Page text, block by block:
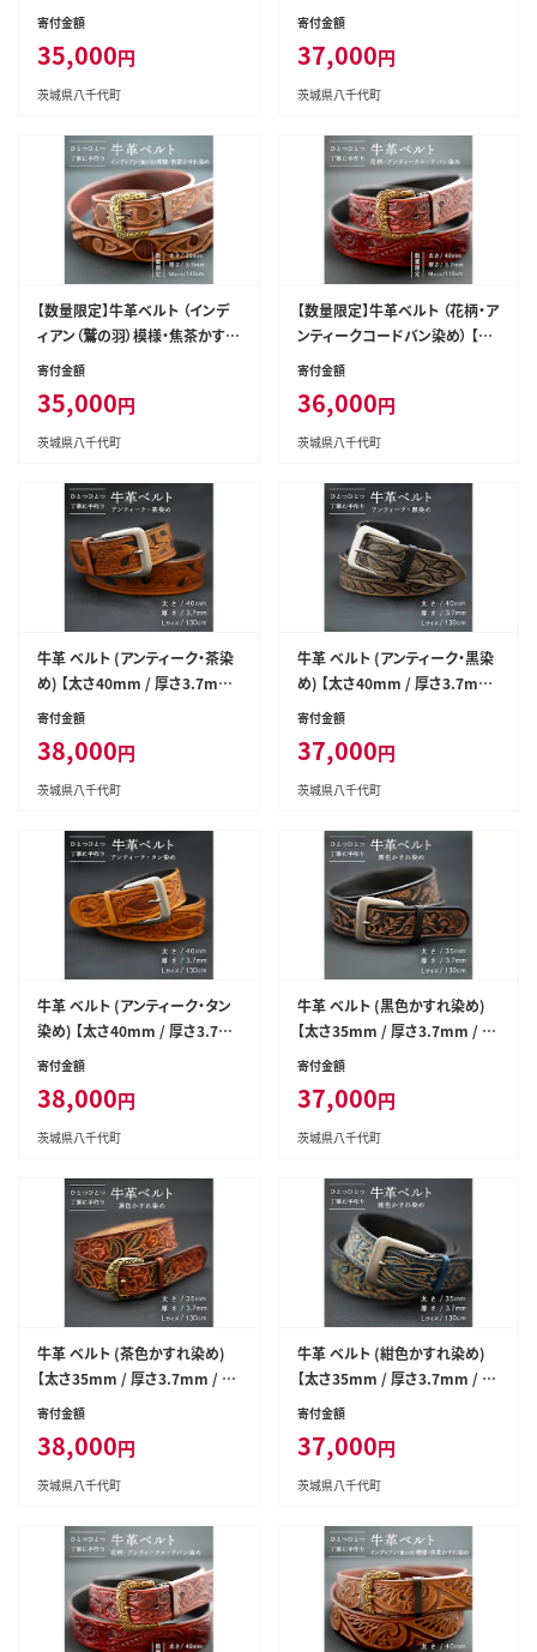
厚さ3.7mm / Mサイズ(110c
ハンドメイド 花柄 [BE021ya-
M]
寄付金額
35,000円
茨城県八千代町
染め） 【太さ40mm / 厚さ3.7m
革 皮 ベルト 手作り ハンドメイ
ド インディアン [BE017ya-M]
寄付金額
37,000円
茨城県八千代町
【数量限定】牛革ベルト （インデ
ィアン（鷲の羽）模様・焦茶かすれ
染め） 【太さ35mm / 厚さ3.7m
革 皮 ベルト 手作り ハンドメイ
ド インディアン [BE018ya-M]
寄付金額
35,000円
茨城県八千代町
【数量限定】牛革ベルト （花柄・ア
ンティークコードバン染め） 【太
さ40mm / 厚さ3.7mm / Mサイ
ト 手作り ハンドメイド アンティ
ーク [BE016ya-M]
寄付金額
36,000円
茨城県八千代町
牛革 ベルト (アンティーク・茶染
め) 【太さ40mm / 厚さ3.7mm
/ Lサイズ(130cm)】 牛革 牛 革
ンティーク [BE001ya-L]
寄付金額
38,000円
茨城県八千代町
牛革 ベルト (アンティーク・黒染
め) 【太さ40mm / 厚さ3.7mm
/ Lサイズ(130cm)】 牛革 牛 革
ンティーク [BE002ya-L]
寄付金額
37,000円
茨城県八千代町
牛革 ベルト (アンティーク・タン
染め) 【太さ40mm / 厚さ3.7m
m / Lサイズ(130cm)】 牛革 牛
ド アンティーク [BE003ya-L]
寄付金額
38,000円
茨城県八千代町
牛革 ベルト (黒色かすれ染め)
【太さ35mm / 厚さ3.7mm / L
サイズ(130cm)】 牛革 牛 革 皮
005ya-L]
寄付金額
37,000円
茨城県八千代町
牛革 ベルト (茶色かすれ染め)
【太さ35mm / 厚さ3.7mm / L
サイズ(130cm)】 牛革 牛 革 皮
004ya-L]
寄付金額
38,000円
茨城県八千代町
牛革 ベルト (紺色かすれ染め)
【太さ35mm / 厚さ3.7mm / L
サイズ(130cm)】 牛革 牛 革 皮
006ya-L]
寄付金額
37,000円
茨城県八千代町